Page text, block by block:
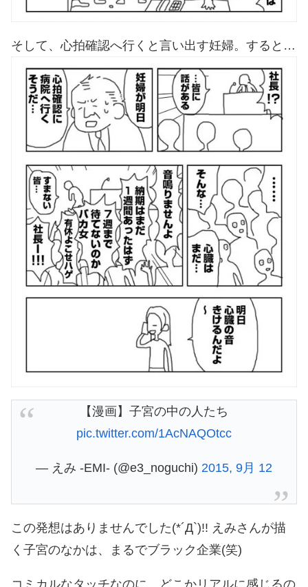
そして、心拍確認へ行くと言い出す妊婦。すると…
【漫画】子宮の中の人たち
pic.twitter.com/1AcNAQOtcc
— えみ -EMI- (@e3_noguchi) 2015, 9月 12
この発想はありませんでした(*´Д`)!! えみさんが描
く子宮のなかは、まるでブラック企業(笑)
コミカルなタッチなのに、どこかリアルに感じるの